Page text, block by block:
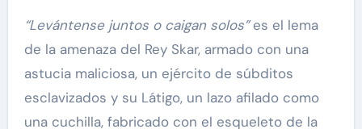
“Levántense juntos o caigan solos”es el lema
de la amenaza del Rey Skar, armado con una
astucia maliciosa, un ejército de súbditos
esclavizados y su Látigo, un lazo afilado como
una cuchilla, fabricado con el esqueleto de la